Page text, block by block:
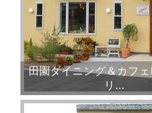
田園ダイニング＆カフェ
リ...